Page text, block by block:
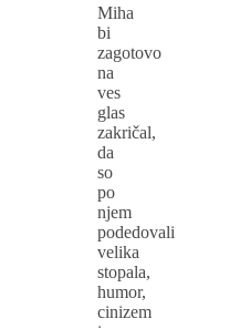
Miha
bi
zagotovo
na
ves
glas
zakričal,
da
so
po
njem
podedovali
velika
stopala,
humor,
cinizem